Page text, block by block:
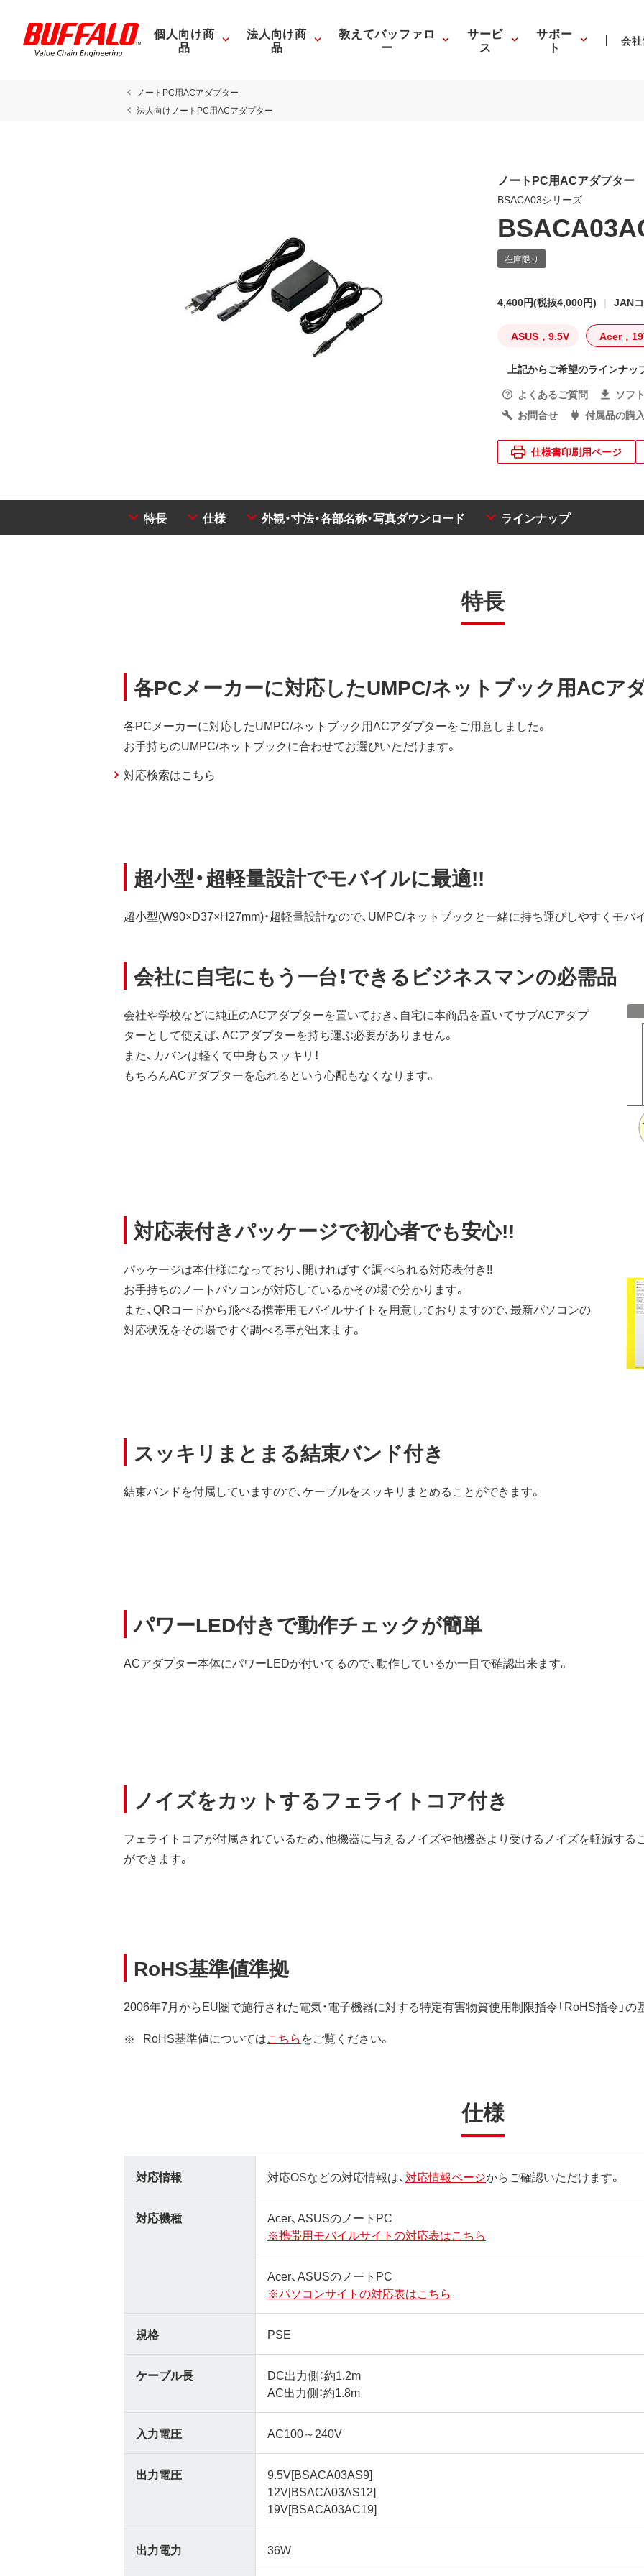
個人向け商
品
法人向け商
品
教えてバッファロ
ー
サービ
ス
サポー
ト 会
ノートPC用ACアダプター
法人向けノートPC用ACアダプター
ノートPC用ACアダプター
BSACA03シリーズ
4,400円(税抜4,000円) JAN
ASUS，9.5V Acer，
上記からご希望のラインナッ
よくあるご質問
ソフ
お問合せ
付属品の購
仕様書印刷用ページ
特長 仕様 外観・寸法・各部名称・写真ダウンロード ラインナップ
特長
各PCメーカーに対応したUMPC/ネットブック用ACア
各PCメーカーに対応したUMPC/ネットブック用ACアダプターをご用意しました。
お手持ちのUMPC/ネットブックに合わせてお選びいただけます。
対応検索はこちら
超小型・超軽量設計でモバイルに最適!!
超小型(W90×D37×H27mm)・超軽量設計なので、UMPC/ネットブックと一緒に持ち運びしやすくモバ
会社に自宅にもう一台！できるビジネスマンの必需品
会社や学校などに純正のACアダプターを置いておき、自宅に本商品を置いてサブACアダプ
ターとして使えば、ACアダプターを持ち運ぶ必要がありません。
また、カバンは軽くて中身もスッキリ！
もちろんACアダプターを忘れるという心配もなくなります。
対応表付きパッケージで初心者でも安心!!
パッケージは本仕様になっており、開ければすぐ調べられる対応表付き!!
お手持ちのノートパソコンが対応しているかその場で分かります。
また、QRコードから飛べる携帯用モバイルサイトを用意しておりますので、最新パソコンの
対応状況をその場ですぐ調べる事が出来ます。
スッキリまとまる結束バンド付き
結束バンドを付属していますので、ケーブルをスッキリまとめることができます。
パワーLED付きで動作チェックが簡単
ACアダプター本体にパワーLEDが付いてるので、動作しているか一目で確認出来ます。
ノイズをカットするフェライトコア付き
フェライトコアが付属されているため、他機器に与えるノイズや他機器より受けるノイズを軽減する
ができます。
RoHS基準値準拠
2006年7月からEU圏で施行された電気・電子機器に対する特定有害物質使用制限指令「RoHS指令」の
RoHS基準値についてはこちらをご覧ください。
仕様
対応情報 対応OSなどの対応情報は、対応情報ページからご確認いただけます。
対応機種
Acer、ASUSのノートPC
※携帯用モバイルサイトの対応表はこちら
Acer、ASUSのノートPC
※パソコンサイトの対応表はこちら
規格 PSE
ケーブル長
DC出力側：約1.2m
AC出力側：約1.8m
入力電圧 AC100～240V
出力電圧
9.5V[BSACA03AS9]
12V[BSACA03AS12]
19V[BSACA03AC19]
出力電力 36W